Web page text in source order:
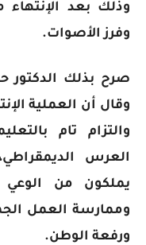
وذلك بعد الإنتهاء
وفرز الأصوات.
صرح بذلك الدكتور
وقال أن العملية
والتزام تام
العرس
يملكون من الوعي
وممارسة العمل
ورفعة الوطن.